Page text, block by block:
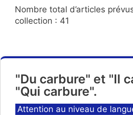
Nombre total d’articles
collection : 41
"Du carbure" et "Il
"Qui carbure".
Catégories
Attention au niveau de